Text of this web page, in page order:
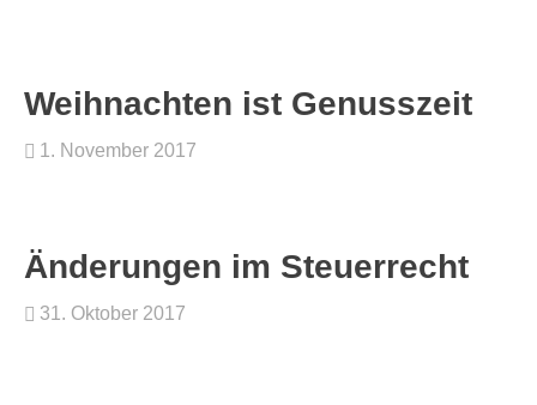
Weihnachten ist Genusszeit
1. November 2017
Änderungen im Steuerrecht
31. Oktober 2017